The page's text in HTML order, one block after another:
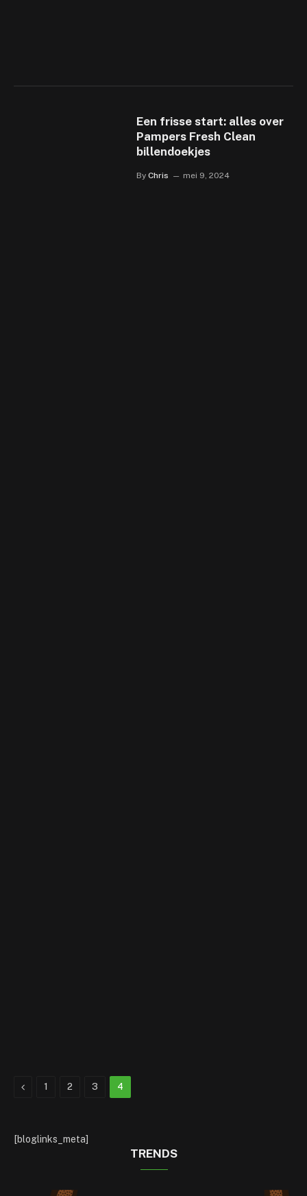
Een frisse start: alles over
Pampers Fresh Clean
billendoekjes
By Chris mei 9, 2024
Previous
1 2 3 4
[bloglinks_meta]
TRENDS